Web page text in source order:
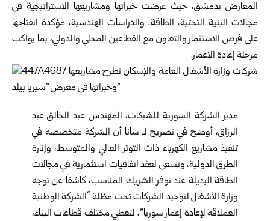
المعارض بدمشق، حيث عرضت خبراتها ومشاريعها الاستراتيجية في
مجالات البنية التحتية، الطاقة، والدراسات الهندسية، مؤكدة انفتاحها
على فرص الاستثمار والتعاون مع القطاعين المحلي والدولي، بما يواكب
مرحلة إعادة الاعمار.
مدير الشركة السورية للشبكات، المهندس عبد الخالق عبد
الرزاق، أوضح في تصريح لـ سانا أن الشركة متخصصة في
تنفيذ مشاريع الكهرباء ذات التوتر العالي والمتوسط، وإنارة
الطرق الدولية، وتسعى لعقد اتفاقيات استثمارية في مجالات
الطاقة البديلة عند توفر الشريك المناسب، كاشفاً عن توجه
وزارة الأشغال لتوحيد الشركات تحت مظلة “الشركة الوطنية
العملاقة لإعادة إعمار سوريا”، لتغطي مختلف قطاعات البناء،